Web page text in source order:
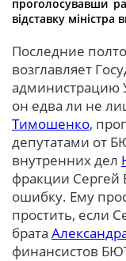
проголосувавши
відставку
Последние
возглавляет
администрацию
он едва ли не
Тимошенко,
депутатами от
внутренних дел
фракции Сергей
ошибку. Ему
простить, если
брата
финансистов